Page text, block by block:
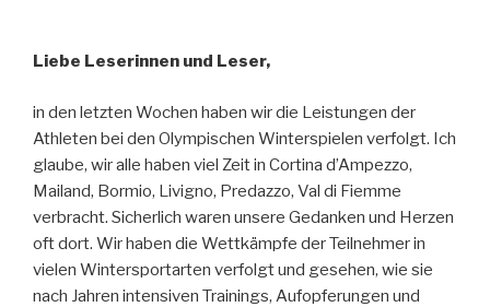
Liebe Leserinnen und Leser,
in den letzten Wochen haben wir die Leistungen der
Athleten bei den Olympischen Winterspielen verfolgt. Ich
glaube, wir alle haben viel Zeit in Cortina d’Ampezzo,
Mailand, Bormio, Livigno, Predazzo, Val di Fiemme
verbracht. Sicherlich waren unsere Gedanken und Herzen
oft dort. Wir haben die Wettkämpfe der Teilnehmer in
vielen Wintersportarten verfolgt und gesehen, wie sie
nach Jahren intensiven Trainings, Aufopferungen und